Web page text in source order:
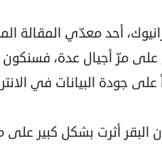
أحد معدّي
على مرّ أجيال عدة، فسنكون
على جودة البيانات في
البقر أثرت بشكل كبير